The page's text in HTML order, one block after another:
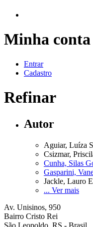
Minha conta
Entrar
Cadastro
Refinar
Autor
Aguiar, Luíza
Csizmar,
Cunha, Silas
Gasparini,
Jackle, Lauro
... Ver mais
Av. Unisinos, 950
Bairro Cristo Rei